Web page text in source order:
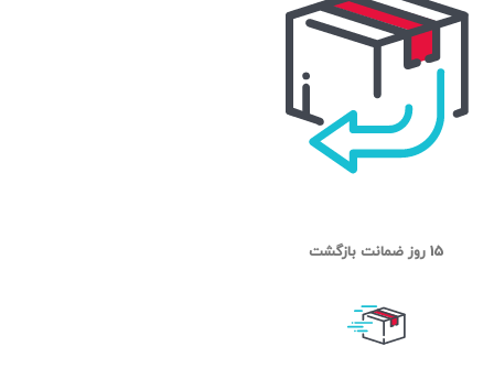
15 روز ضمانت بازگشت